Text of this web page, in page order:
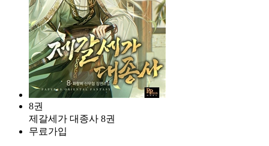
8권
제갈세가 대종사 8권
무료가입